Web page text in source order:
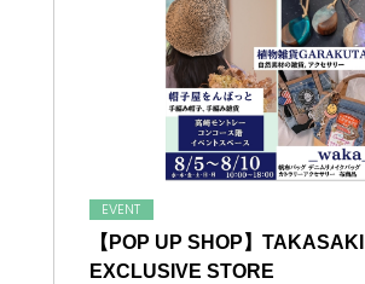
イベントスケジュール
お問い合わせ
EVENT
【POP UP SHOP】TAKASAKI
EXCLUSIVE STORE